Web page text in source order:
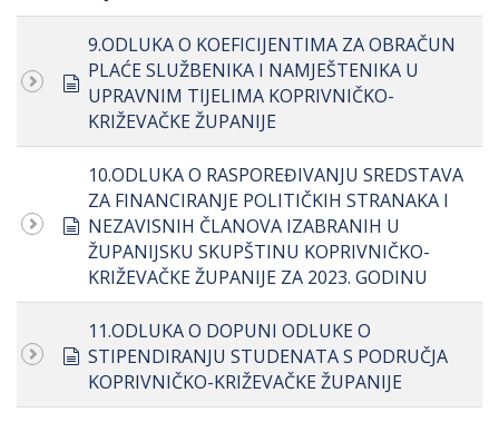
document
9.ODLUKA O KOEFICIJENTIMA ZA OBRAČUN
PLAĆE SLUŽBENIKA I NAMJEŠTENIKA U
UPRAVNIM TIJELIMA KOPRIVNIČKO-
KRIŽEVAČKE ŽUPANIJE
document
10.ODLUKA O RASPOREĐIVANJU SREDSTAVA
ZA FINANCIRANJE POLITIČKIH STRANAKA I
NEZAVISNIH ČLANOVA IZABRANIH U
ŽUPANIJSKU SKUPŠTINU KOPRIVNIČKO-
KRIŽEVAČKE ŽUPANIJE ZA 2023. GODINU
document
11.ODLUKA O DOPUNI ODLUKE O
STIPENDIRANJU STUDENATA S PODRUČJA
KOPRIVNIČKO-KRIŽEVAČKE ŽUPANIJE